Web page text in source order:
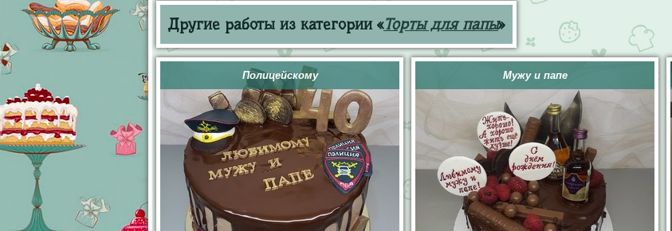
Другие работы из категории «Торты для папы»
Полицейскому Мужу и папе